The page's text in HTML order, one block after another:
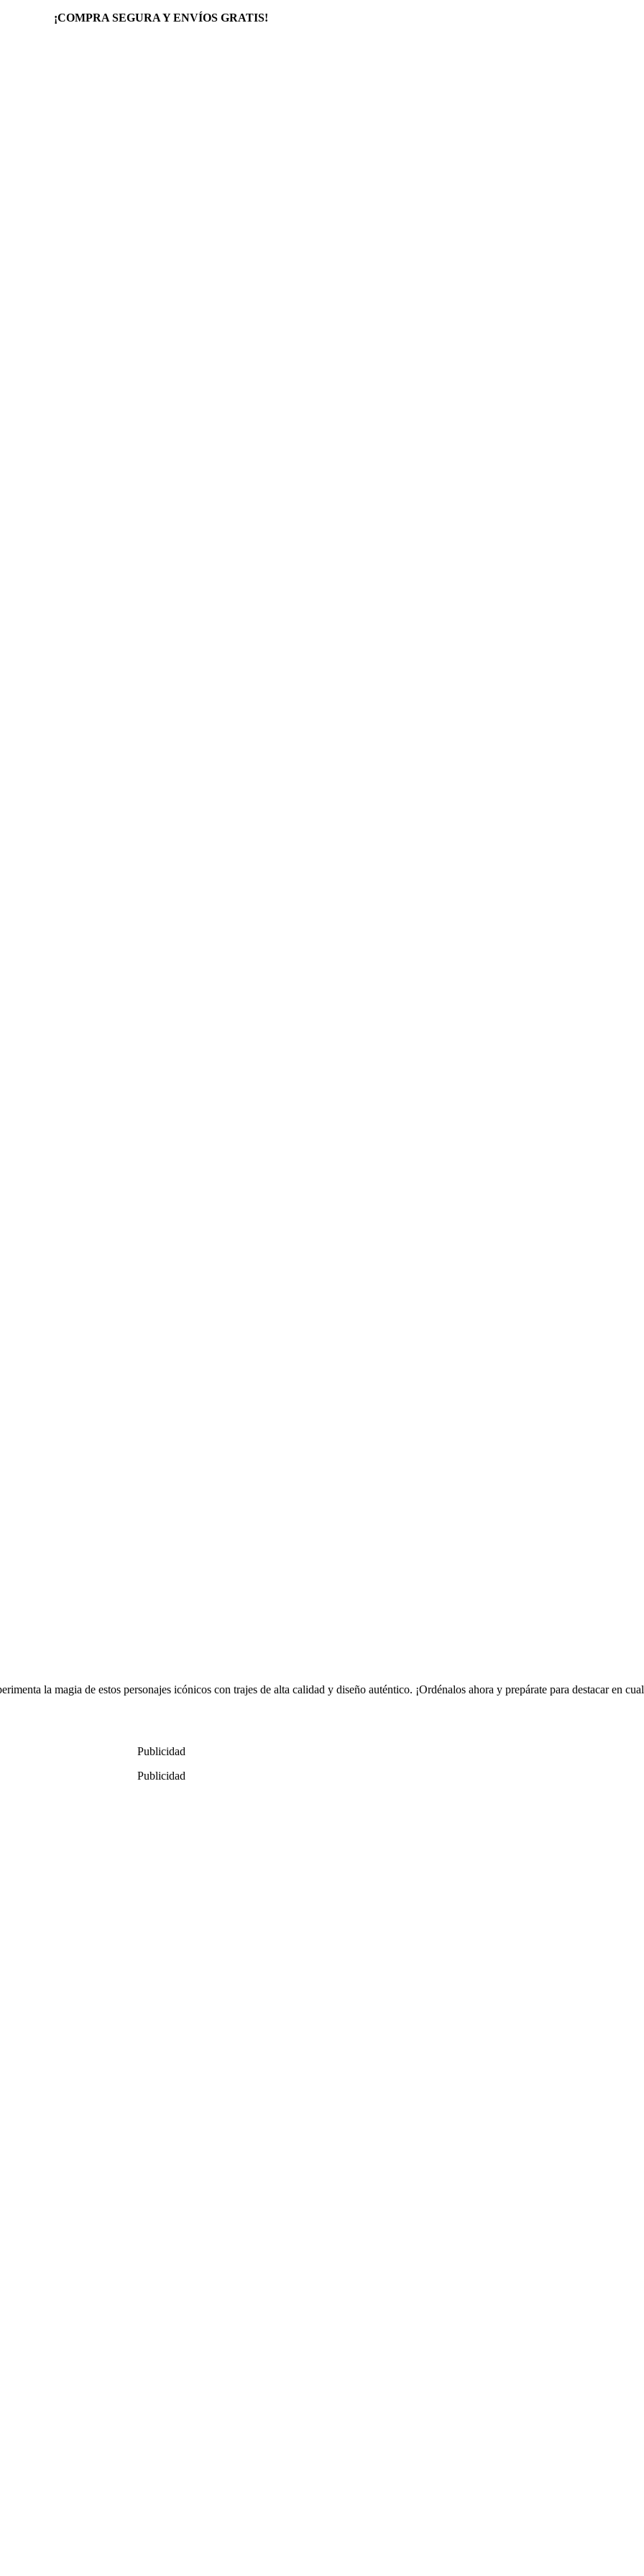
¡COMPRA SEGURA Y ENVÍOS GRATIS!
la magia de estos personajes icónicos con trajes de alta calidad y diseño auténtico. ¡Ordénalos ahora y prepárate para destacar en
Publicidad
Publicidad